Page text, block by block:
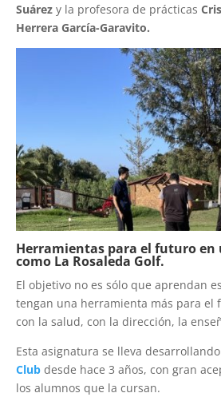
Suárez y la profesora de prácticas
Herrera García-Garavito.
Herramientas para el futuro en
como La Rosaleda Golf.
El objetivo no es sólo que aprendan
tengan una herramienta más para el
con la salud, con la dirección, la
Esta asignatura se lleva
Club desde hace 3 años, con gran
los alumnos que la cursan.